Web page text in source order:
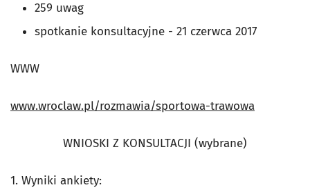
259 uwag
spotkanie konsultacyjne - 21 czerwca 2017
WWW
www.wroclaw.pl/rozmawia/sportowa-trawowa
WNIOSKI Z KONSULTACJI (wybrane)
1. Wyniki ankiety: